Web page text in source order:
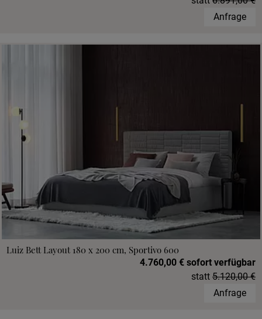
Anfrage
Luiz Bett Layout 180 x 200 cm, Sportivo 600
4.760,00 € sofort verfügbar
statt 5.120,00 €
Anfrage